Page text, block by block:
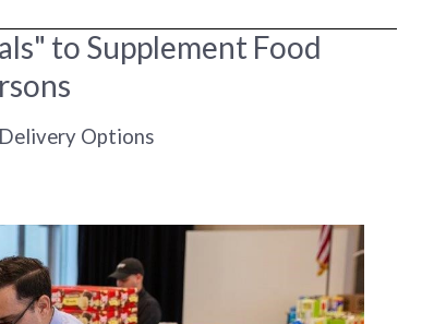
to Supplement Food
Options